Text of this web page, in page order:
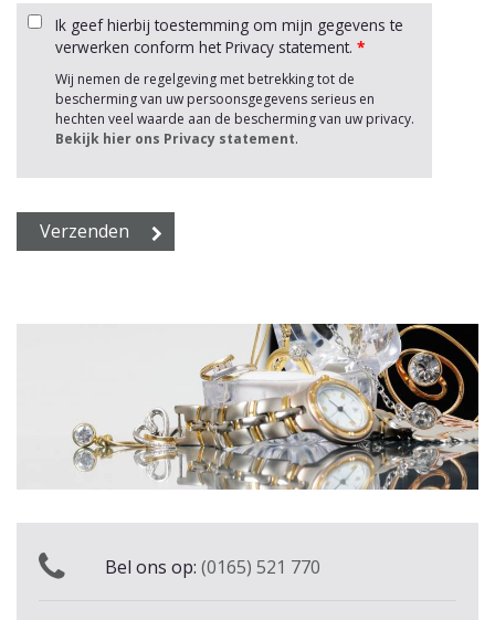
Ik geef hierbij toestemming om mijn gegevens te
verwerken conform het Privacy statement. *
Wij nemen de regelgeving met betrekking tot de
bescherming van uw persoonsgegevens serieus en
hechten veel waarde aan de bescherming van uw privacy.
Bekijk hier ons Privacy statement.
Bel ons op: (0165) 521 770